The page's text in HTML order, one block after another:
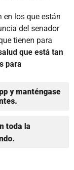
en los que están
del senador
tienen para
que está tan
para
y manténgase
toda la